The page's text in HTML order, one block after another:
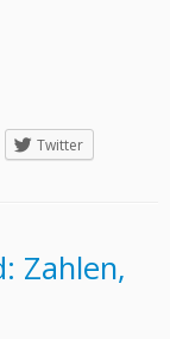
Twitter
Zahlen,